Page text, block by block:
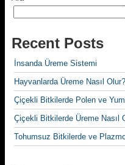
Recent Posts
İnsanda Üreme Sistemi
Hayvanlarda Üreme Nasıl Olur?
Çiçekli Bitkilerde Polen ve
Çiçekli Bitkilerde Üreme Nasıl
Tohumsuz Bitkilerde ve